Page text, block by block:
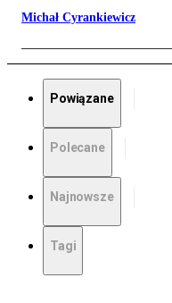
Michał Cyrankiewicz
Powiązane
Polecane
Najnowsze
Tagi